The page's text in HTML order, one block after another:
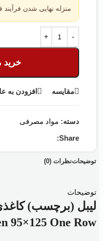
منزله نهایی شدن
مقایسه افزودن به
دسته: مواد مصرفی
Share:
توضیحاتنظرات (0)
توضیحات
95×125 One Row